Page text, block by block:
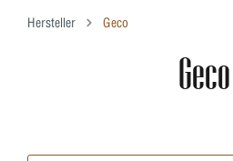
Hersteller Geco
Geco